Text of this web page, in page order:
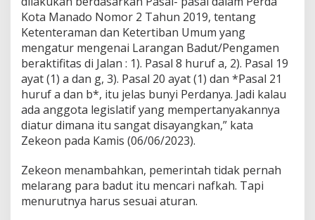
R
D
Kota Manado Nomor 2 Tahun 2019, tentang
Ketenteraman dan Ketertiban Umum yang
mengatur mengenai Larangan Badut/Pengamen
beraktifitas di Jalan : 1). Pasal 8 huruf a, 2). Pasal 19
ayat (1) a dan g, 3). Pasal 20 ayat (1) dan *Pasal 21
huruf a dan b*, itu jelas bunyi Perdanya. Jadi kalau
ada anggota legislatif yang mempertanyakannya
diatur dimana itu sangat disayangkan,” kata
Zekeon pada Kamis (06/06/2023).
Zekeon menambahkan, pemerintah tidak pernah
melarang para badut itu mencari nafkah. Tapi
menurutnya harus sesuai aturan.